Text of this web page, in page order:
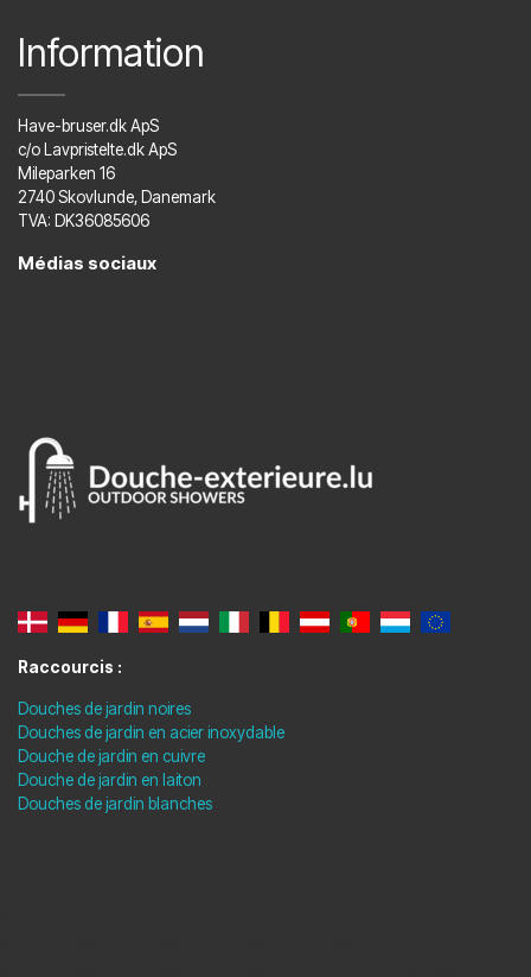
Information
Have-bruser.dk ApS
c/o Lavpristelte.dk ApS
Mileparken 16
2740 Skovlunde, Danemark
TVA: DK36085606
Médias sociaux
Raccourcis :
Douches de jardin noires
Douches de jardin en acier inoxydable
Douche de jardin en cuivre
Douche de jardin en laiton
Douches de jardin blanches